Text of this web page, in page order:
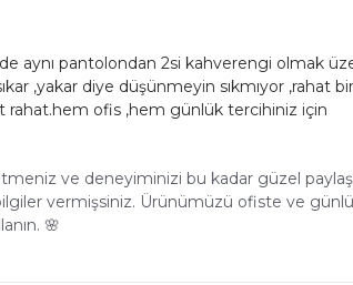
aynı pantolondan 2si kahverengi olmak
,yakar diye düşünmeyin sıkmıyor ,rahat bir
ofis ,hem günlük tercihiniz için
ve deneyiminizi bu kadar güzel
vermişsiniz. Ürünümüzü ofiste ve
🌸